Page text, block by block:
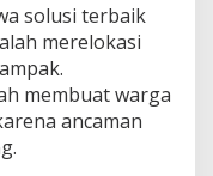
solusi terbaik
merelokasi
membuat warga
ancaman